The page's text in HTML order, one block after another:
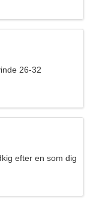
26-32
efter en som dig